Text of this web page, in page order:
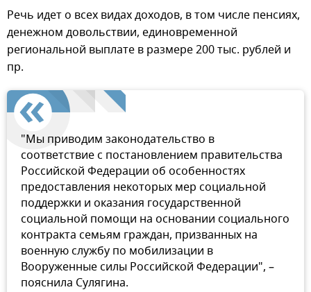
Речь идет о всех видах доходов, в том числе пенсиях,
денежном довольствии, единовременной
региональной выплате в размере 200 тыс. рублей и
пр.
"Мы приводим законодательство в
соответствие с постановлением правительства
Российской Федерации об особенностях
предоставления некоторых мер социальной
поддержки и оказания государственной
социальной помощи на основании социального
контракта семьям граждан, призванных на
военную службу по мобилизации в
Вооруженные силы Российской Федерации", –
пояснила Сулягина.